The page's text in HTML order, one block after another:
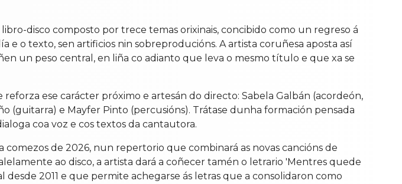
disco composto por trece temas orixinais, concibido como un regreso á
e o texto, sen artificios nin sobreproducións. A artista coruñesa aposta así
un peso central, en liña co adianto que leva o mesmo título e que xa se
ese carácter próximo e artesán do directo: Sabela Galbán (acordeón,
(guitarra) e Mayfer Pinto (percusións). Trátase dunha formación pensada
coa voz e cos textos da cantautora.
comezos de 2026, nun repertorio que combinará as novas cancións de
ao disco, a artista dará a coñecer tamén o letrario 'Mentres quede
2011 e que permite achegarse ás letras que a consolidaron como